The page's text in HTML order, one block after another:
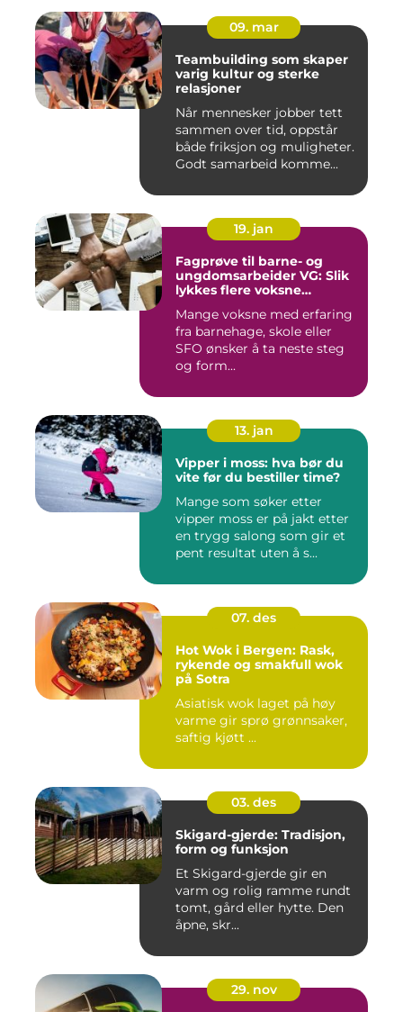
09. mar
Teambuilding som skaper
varig kultur og sterke
relasjoner
Når mennesker jobber tett
sammen over tid, oppstår
både friksjon og muligheter.
Godt samarbeid komme...
19. jan
Fagprøve til barne- og
ungdomsarbeider VG: Slik
lykkes flere voksne
Mange voksne med erfaring
fra barnehage, skole eller
SFO ønsker å ta neste steg
og form...
13. jan
Vipper i moss: hva bør du
vite før du bestiller time?
Mange som søker etter
vipper moss er på jakt etter
en trygg salong som gir et
pent resultat uten å s...
07. des
Hot Wok i Bergen: Rask,
rykende og smakfull wok
på Sotra
Asiatisk wok laget på høy
varme gir sprø grønnsaker,
saftig kjøtt ...
03. des
Skigard-gjerde: Tradisjon,
form og funksjon
Et Skigard-gjerde gir en
varm og rolig ramme rundt
tomt, gård eller hytte. Den
åpne, skr...
29. nov